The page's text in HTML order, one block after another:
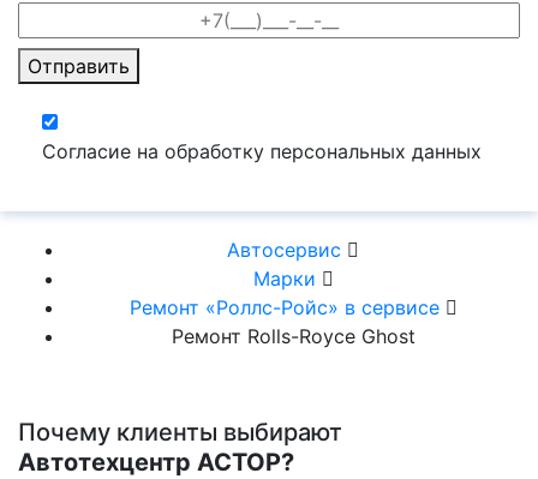
Отправить
Согласие на обработку персональных данных
Автосервис
Марки
Ремонт «Роллс-Ройc» в сервисе
Ремонт Rolls-Royce Ghost
Почему клиенты выбирают
Автотехцентр АСТОР?